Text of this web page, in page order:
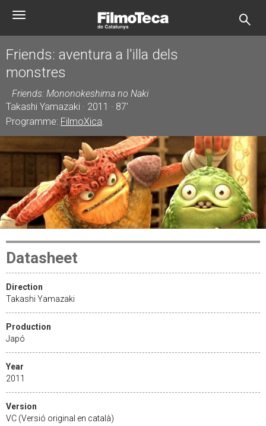
Toggle
Friends: aventura a l'illa dels
monstres
Friends: Mononokeshima no Naki
Takashi Yamazaki · 2011 · 87'
Programme: FilmoXica.
Datasheet
Direction
Takashi Yamazaki
Production
Japó
Year
2011
Version
VC (Versió original en català)